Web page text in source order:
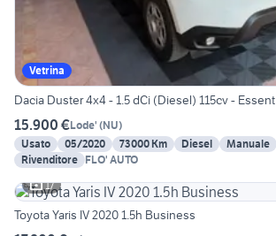
Vetrina
Dacia Duster 4x4 - 1.5 dCi (Diesel) 115cv - Essent
15.900 €Lode' (NU)
Usato
05/2020 73000 Km Diesel Manuale
Rivenditore FLO' AUTO
17
Toyota Yaris IV 2020 1.5h Business